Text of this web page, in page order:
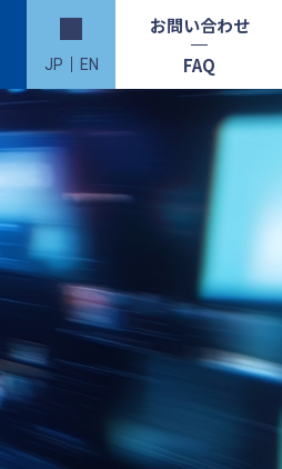
JP EN
お問い合わせ
FAQ